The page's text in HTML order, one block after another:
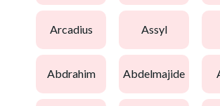
arcadius assyl
abdrahim abdelmajide